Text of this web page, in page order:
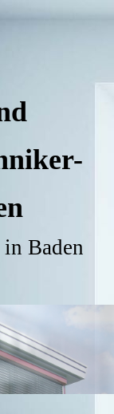
Baden